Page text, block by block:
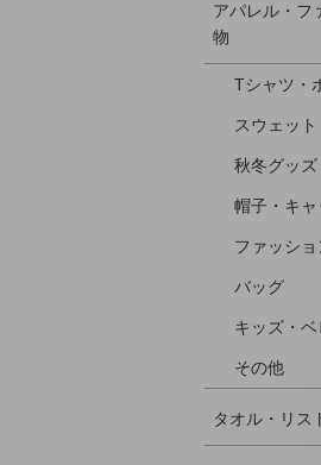
アパレル・フ
物
Tシャツ・
スウェッ
秋冬グッズ
帽子・キャ
ファッショ
バッグ
キッズ・ベ
その他
タオル・リス